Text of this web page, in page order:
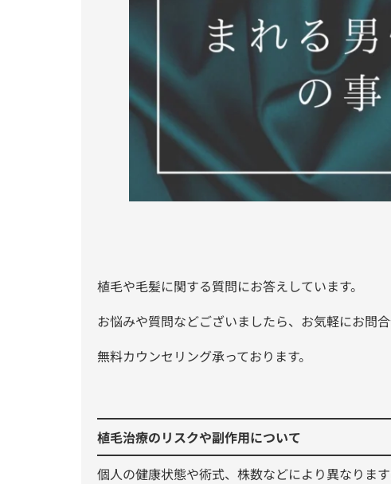
植毛や毛髪に関する質問にお答えしています。
お悩みや質問などございましたら、お気軽にお問合
無料カウンセリング承っております。
植毛治療のリスクや副作用について
個人の健康状態や術式、株数などにより異なりま